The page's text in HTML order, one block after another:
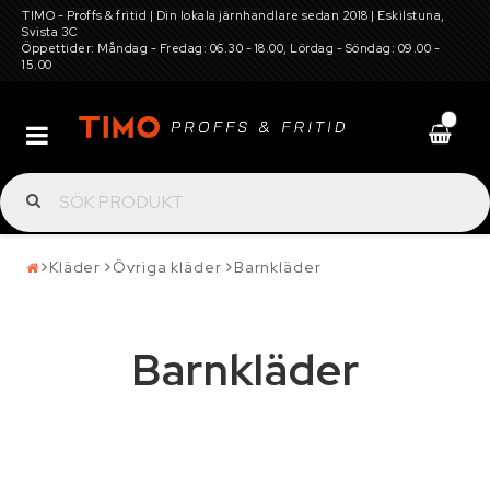
TIMO - Proffs & fritid | Din lokala järnhandlare sedan 2018 | Eskilstuna,
Svista 3C
Öppettider: Måndag - Fredag: 06.30 - 18.00, Lördag - Söndag: 09.00 -
15.00
0
Batterier
Däck, hjul, fälg, snökedjor, dubbar och
Elverktyg, maskiner för gård och trädgård,
verkstadsutrustning
Kläder Övriga kläder Barnkläder
Barnkläder